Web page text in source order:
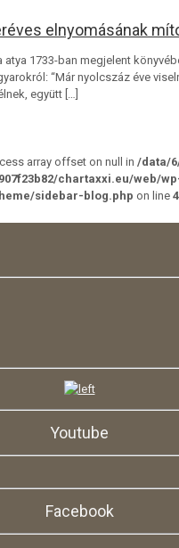
elnyomásának
atya 1733-ban megjelent
“Már nyolcszáz éve
együtt […]
array offset on null in /data/
chartaxxi.eu/web/
sidebar-blog.php on line
Youtube
Facebook